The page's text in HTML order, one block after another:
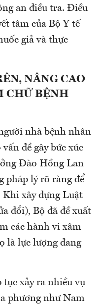
an điều tra. Điều
tâm của Bộ Y tế
giả và thực
NÂNG CAO
CHỮ BỆNH
nhà bệnh nhân
đề gây bức xúc
Đào Hồng Lan
pháp lý rõ ràng để
Khi xây dựng Luật
đổi), Bộ đã đề xuất
các hành vi xâm
là lực lượng đang
tục xảy ra nhiều vụ
phương như Nam